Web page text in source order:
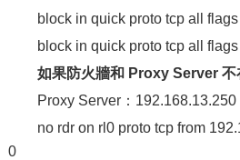
block in quick proto tcp all
block in quick proto tcp all flags
如果防火牆和 Proxy Server 不
Proxy Server：192.168.13.250
no rdr on rl0 proto tcp from
0